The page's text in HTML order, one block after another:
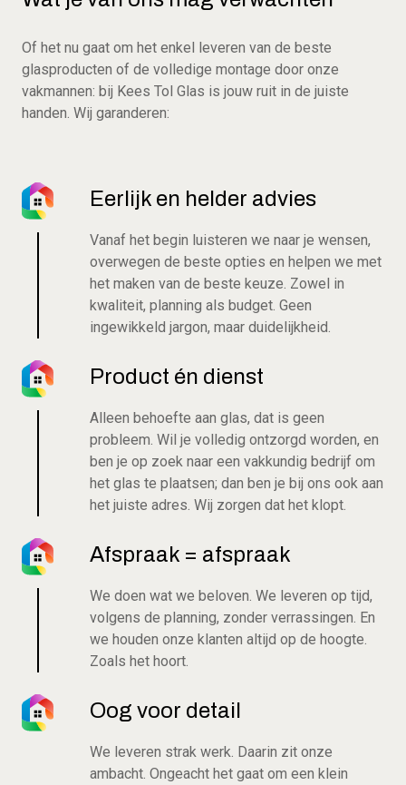
Of het nu gaat om het enkel leveren van de beste
glasproducten of de volledige montage door onze
vakmannen: bij Kees Tol Glas is jouw ruit in de juiste
handen. Wij garanderen:
Eerlijk en helder advies
Vanaf het begin luisteren we naar je wensen,
overwegen de beste opties en helpen we met
het maken van de beste keuze. Zowel in
kwaliteit, planning als budget. Geen
ingewikkeld jargon, maar duidelijkheid.
Product én dienst
Alleen behoefte aan glas, dat is geen
probleem. Wil je volledig ontzorgd worden, en
ben je op zoek naar een vakkundig bedrijf om
het glas te plaatsen; dan ben je bij ons ook aan
het juiste adres. Wij zorgen dat het klopt.
Afspraak = afspraak
We doen wat we beloven. We leveren op tijd,
volgens de planning, zonder verrassingen. En
we houden onze klanten altijd op de hoogte.
Zoals het hoort.
Oog voor detail
We leveren strak werk. Daarin zit onze
ambacht. Ongeacht het gaat om een klein